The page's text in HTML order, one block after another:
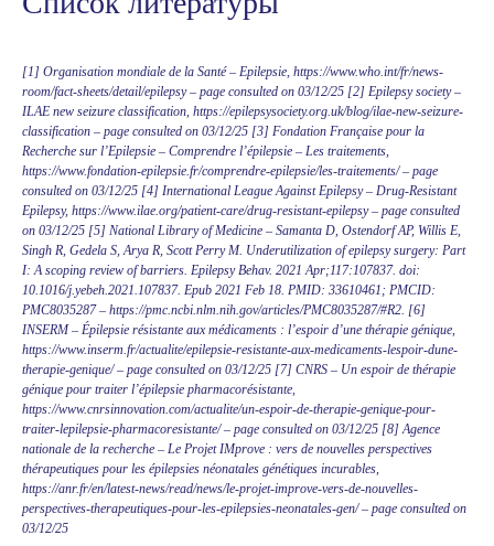
[1] Organisation mondiale de la Santé – Epilepsie, https://www.who.int/fr/news-
room/fact-sheets/detail/epilepsy – page consulted on 03/12/25 [2] Epilepsy society –
ILAE new seizure classification, https://epilepsysociety.org.uk/blog/ilae-new-seizure-
classification – page consulted on 03/12/25 [3] Fondation Française pour la
Recherche sur l’Epilepsie – Comprendre l’épilepsie – Les traitements,
https://www.fondation-epilepsie.fr/comprendre-epilepsie/les-traitements/ – page
consulted on 03/12/25 [4] International League Against Epilepsy – Drug-Resistant
Epilepsy, https://www.ilae.org/patient-care/drug-resistant-epilepsy – page consulted
on 03/12/25 [5] National Library of Medicine – Samanta D, Ostendorf AP, Willis E,
Singh R, Gedela S, Arya R, Scott Perry M. Underutilization of epilepsy surgery: Part
I: A scoping review of barriers. Epilepsy Behav. 2021 Apr;117:107837. doi:
10.1016/j.yebeh.2021.107837. Epub 2021 Feb 18. PMID: 33610461; PMCID:
PMC8035287 – https://pmc.ncbi.nlm.nih.gov/articles/PMC8035287/#R2. [6]
INSERM – Épilepsie résistante aux médicaments : l’espoir d’une thérapie génique,
https://www.inserm.fr/actualite/epilepsie-resistante-aux-medicaments-lespoir-dune-
therapie-genique/ – page consulted on 03/12/25 [7] CNRS – Un espoir de thérapie
génique pour traiter l’épilepsie pharmacorésistante,
https://www.cnrsinnovation.com/actualite/un-espoir-de-therapie-genique-pour-
traiter-lepilepsie-pharmacoresistante/ – page consulted on 03/12/25 [8] Agence
nationale de la recherche – Le Projet IMprove : vers de nouvelles perspectives
thérapeutiques pour les épilepsies néonatales génétiques incurables,
https://anr.fr/en/latest-news/read/news/le-projet-improve-vers-de-nouvelles-
perspectives-therapeutiques-pour-les-epilepsies-neonatales-gen/ – page consulted on
03/12/25